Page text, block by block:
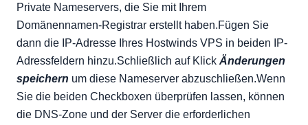
Private Nameservers, die Sie mit Ihrem
Domänennamen-Registrar erstellt haben.Fügen Sie
dann die IP-Adresse Ihres Hostwinds VPS in beiden IP-
Adressfeldern hinzu.Schließlich auf Klick Änderungen
speichern um diese Nameserver abzuschließen.Wenn
Sie die beiden Checkboxen überprüfen lassen, können
die DNS-Zone und der Server die erforderlichen